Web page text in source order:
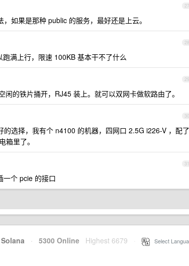
27
如果是那种 public 的服务，最好还是上云。
28
满上行，限速 100KB 基本干不了什么
29
的铁片捅开，RJ45 装上。就可以双网卡做软路由了。
30
选择，我有个 n4100 的机器，四网口 2.5G i226-V ，配了
箱里了。
31
一个 pcie 的接口
Solana · 5300 Online Highest 6679 Select